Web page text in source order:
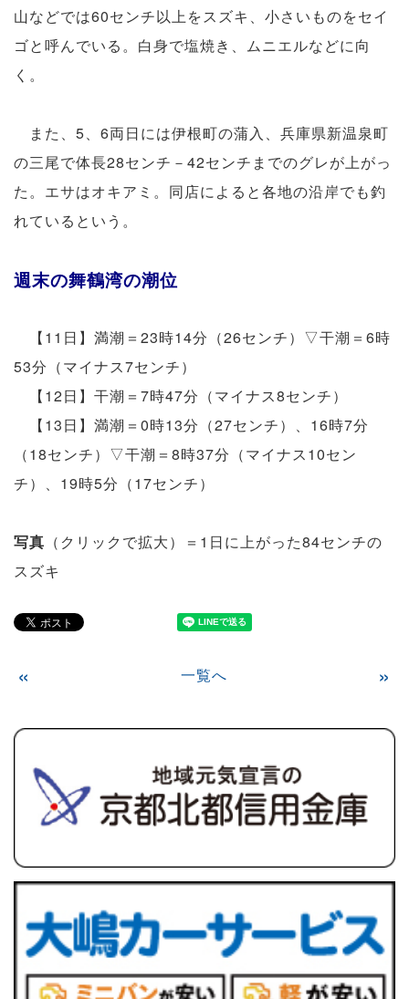
山などでは60センチ以上をスズキ、小さいものをセイ
ゴと呼んでいる。白身で塩焼き、ムニエルなどに向
く。
また、5、6両日には伊根町の蒲入、兵庫県新温泉町
の三尾で体長28センチ－42センチまでのグレが上がっ
た。エサはオキアミ。同店によると各地の沿岸でも釣
れているという。
週末の舞鶴湾の潮位
【11日】満潮＝23時14分（26センチ）▽干潮＝6時
53分（マイナス7センチ）
【12日】干潮＝7時47分（マイナス8センチ）
【13日】満潮＝0時13分（27センチ）、16時7分
（18センチ）▽干潮＝8時37分（マイナス10セン
チ）、19時5分（17センチ）
写真 （クリックで拡大）＝1日に上がった84センチの
スズキ
« 一覧へ